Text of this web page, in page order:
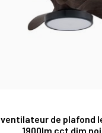
ventilateur de plafond
1900lm cct dim